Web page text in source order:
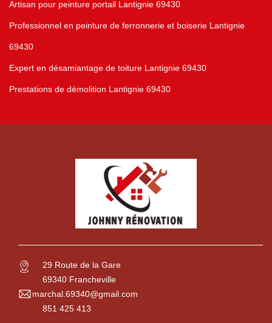
Artisan pour peinture portail Lantignie 69430
Professionnel en peinture de ferronnerie et boiserie Lantignie
69430
Expert en désamiantage de toiture Lantignie 69430
Prestations de démolition Lantignie 69430
29 Route de la Gare
69340 Francheville
marchal.69340@gmail.com
851 425 413